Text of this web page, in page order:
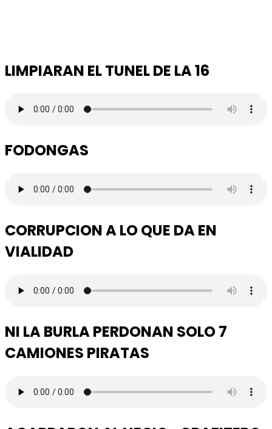
LIMPIARAN EL TUNEL DE LA 16
FODONGAS
CORRUPCION A LO QUE DA EN
VIALIDAD
NI LA BURLA PERDONAN SOLO 7
CAMIONES PIRATAS